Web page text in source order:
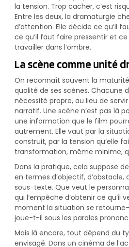
la tension. Trop cacher, c’est
Entre les deux, la dramaturgie
d’attention. Elle décide ce qu’il
ce qu’il faut faire pressentir et ce
travailler dans l’ombre.
La scène comme unité
On reconnaît souvent la maturité
qualité de ses scènes. Chacune
nécessité propre, au lieu de
narratif. Une scène n’est pas là
une information que le film
autrement. Elle vaut par la
construit, par la tension qu’elle
transformation, même minime,
Dans la pratique, cela suppose
en termes d’objectif, d’obstacle,
sous-texte. Que veut le
qui l’empêche d’obtenir ce qu’il
moment la situation se
joue-t-il sous les paroles
Mais là encore, tout dépend du
envisagé. Dans un cinéma de